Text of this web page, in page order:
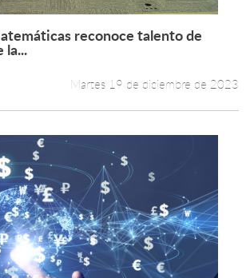
Leer más +
reconoce talento de
la...
Martes 19 de diciembre de 2023